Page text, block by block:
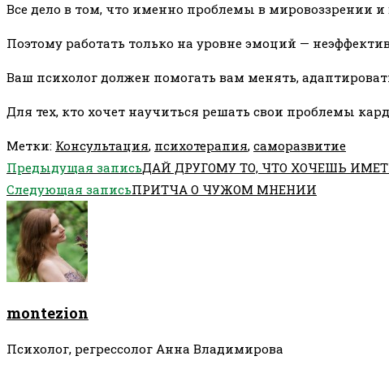
Все дело в том, что именно проблемы в
Поэтому работать только на уровне эмоций —
Ваш психолог должен помогать вам менять,
Для тех, кто хочет научиться решать свои проблемы
Метки: Консультация, психотерапия, саморазвитие
Еще
статьи
Предыдущая записьДАЙ ДРУГОМУ ТО, ЧТО ХОЧЕШЬ
Следующая записьПРИТЧА О ЧУЖОМ МНЕНИИ
montezion
Психолог, регрессолог Анна Владимирова